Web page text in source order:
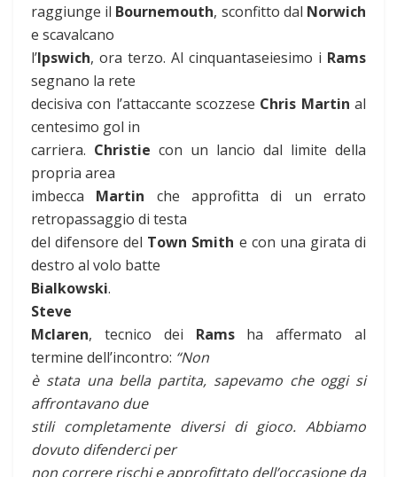
raggiunge il Bournemouth, sconfitto dal Norwich
e scavalcano
l’Ipswich, ora terzo. Al cinquantaseiesimo i Rams
segnano la rete
decisiva con l’attaccante scozzese Chris Martin al
centesimo gol in
carriera. Christie con un lancio dal limite della
propria area
imbecca Martin che approfitta di un errato
retropassaggio di testa
del difensore del Town Smith e con una girata di
destro al volo batte
Bialkowski.
Steve
Mclaren, tecnico dei Ramsha affermato al
termine dell’incontro: “Non
è stata una bella partita, sapevamo che oggi si
affrontavano due
stili completamente diversi di gioco. Abbiamo
dovuto difenderci per
non correre rischi e approfittato dell’occasione da